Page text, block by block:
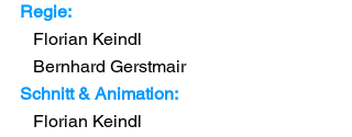
Regie:
   Florian Keindl
   Bernhard Gerstmair
Schnitt & Animation:
   Florian Keindl